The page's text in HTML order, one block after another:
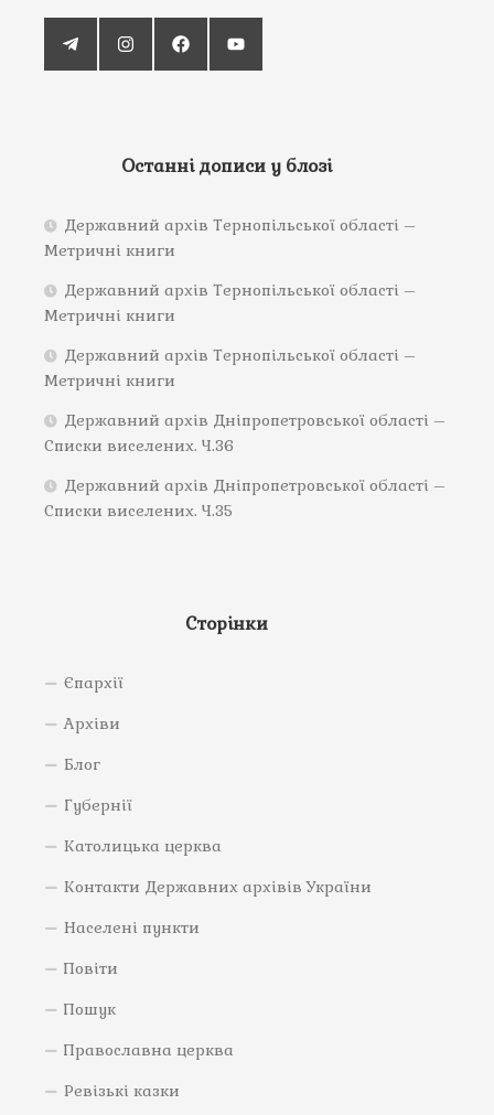
Останні дописи у блозі
Державний архів Тернопільської області –
Метричні книги
Державний архів Тернопільської області –
Метричні книги
Державний архів Тернопільської області –
Метричні книги
Державний архів Дніпропетровської області –
Списки виселених. Ч.36
Державний архів Дніпропетровської області –
Списки виселених. Ч.35
Сторінки
Єпархії
Архіви
Блог
Губернії
Католицька церква
Контакти Державних архівів України
Населені пункти
Повіти
Пошук
Православна церква
Ревізькі казки